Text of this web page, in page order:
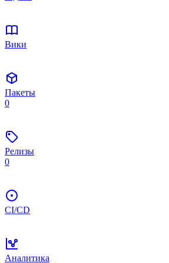
Вики
Пакеты
0
Релизы
0
CI/CD
Аналитика